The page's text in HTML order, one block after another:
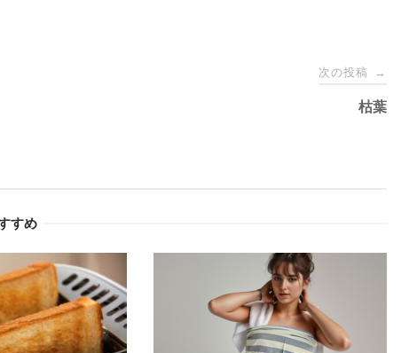
次の投稿 →
枯葉
すめ